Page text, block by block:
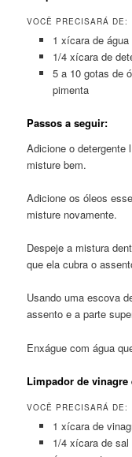
VOCÊ PRECISARÁ DE:
1 xícara de água
1/4 xícara de
5 a 10 gotas de
pimenta
Passos a seguir:
Adicione o detergente
misture bem.
Adicione os óleos
misture novamente.
Despeje a mistura
que ela cubra o
Usando uma escova
assento e a parte
Enxágue com água
Limpador de vinagre
VOCÊ PRECISARÁ DE:
1 xícara de
1/4 xícara de sal